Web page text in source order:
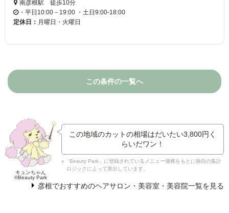
南彦根駅 徒歩10分
・平日10:00－19:00 ・土日9:00-18:00
定休日： 月曜日・火曜日
この条件の一覧へ
キュンちゃん
©Beauty Park
この地域のカットの相場はだいたい3,800円 く
らいだワン！
※「Beauty Park」に登録されているメニュー価格をもとに独自の集計
ロジックによって算出しています。
彦根でおすすめのヘアサロン・美容室・美容院一覧を見る